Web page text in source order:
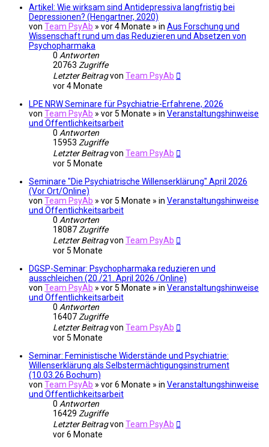
Artikel: Wie wirksam sind Antidepressiva langfristig bei
Depressionen? (Hengartner, 2020)
von Team PsyAb » vor 4 Monate » in Aus Forschung und
Wissenschaft rund um das Reduzieren und Absetzen von
Psychopharmaka
0 Antworten
20763 Zugriffe
Letzter Beitragvon Team PsyAb
vor 4 Monate
LPE NRW Seminare für Psychiatrie-Erfahrene, 2026
von Team PsyAb » vor 5 Monate » in Veranstaltungshinweise
und Öffentlichkeitsarbeit
0 Antworten
15953 Zugriffe
Letzter Beitragvon Team PsyAb
vor 5 Monate
Seminare "Die Psychiatrische Willenserklärung" April 2026
(Vor Ort/Online)
von Team PsyAb » vor 5 Monate » in Veranstaltungshinweise
und Öffentlichkeitsarbeit
0 Antworten
18087 Zugriffe
Letzter Beitragvon Team PsyAb
vor 5 Monate
DGSP-Seminar: Psychopharmaka reduzieren und
ausschleichen (20./21. April 2026 /Online)
von Team PsyAb » vor 5 Monate » in Veranstaltungshinweise
und Öffentlichkeitsarbeit
0 Antworten
16407 Zugriffe
Letzter Beitragvon Team PsyAb
vor 5 Monate
Seminar: Feministische Widerstände und Psychiatrie:
Willenserklärung als Selbstermächtigungsinstrument
(10.03.26 Bochum)
von Team PsyAb » vor 6 Monate » in Veranstaltungshinweise
und Öffentlichkeitsarbeit
0 Antworten
16429 Zugriffe
Letzter Beitragvon Team PsyAb
vor 6 Monate